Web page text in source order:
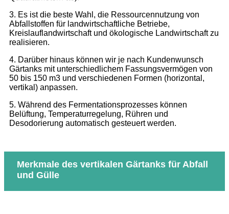
3. Es ist die beste Wahl, die Ressourcennutzung von
Abfallstoffen für landwirtschaftliche Betriebe,
Kreislauflandwirtschaft und ökologische Landwirtschaft zu
realisieren.
4. Darüber hinaus können wir je nach Kundenwunsch
Gärtanks mit unterschiedlichem Fassungsvermögen von
50 bis 150 m3 und verschiedenen Formen (horizontal,
vertikal) anpassen.
5. Während des Fermentationsprozesses können
Belüftung, Temperaturregelung, Rühren und
Desodorierung automatisch gesteuert werden.
Merkmale des vertikalen Gärtanks für Abfall
und Gülle